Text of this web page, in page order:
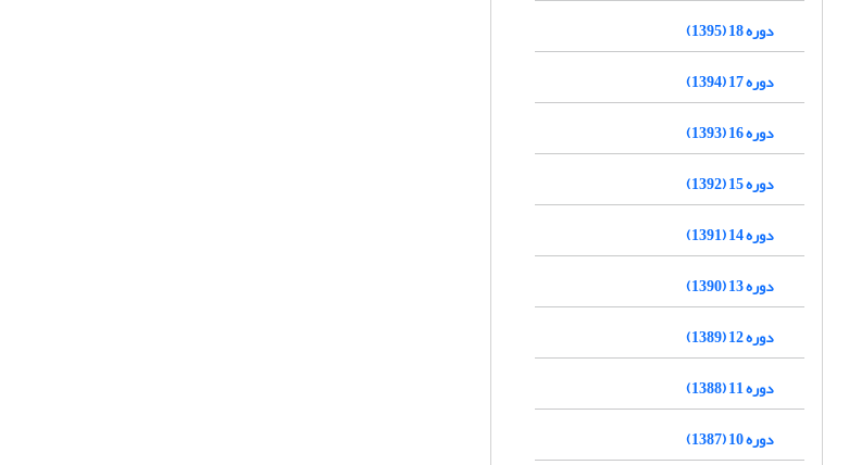
دوره 18 (1395)
دوره 17 (1394)
دوره 16 (1393)
دوره 15 (1392)
دوره 14 (1391)
دوره 13 (1390)
دوره 12 (1389)
دوره 11 (1388)
دوره 10 (1387)